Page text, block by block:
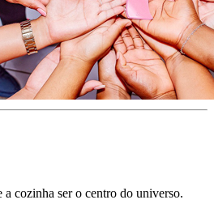
a cozinha ser o centro do universo.